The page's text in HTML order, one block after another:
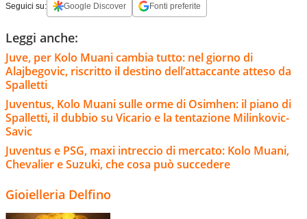
Seguici su: Google Discover Fonti preferite
Leggi anche:
Juve, per Kolo Muani cambia tutto: nel giorno di
Alajbegovic, riscritto il destino dell’attaccante atteso da
Spalletti
Juventus, Kolo Muani sulle orme di Osimhen: il piano di
Spalletti, il dubbio su Vicario e la tentazione Milinkovic-
Savic
Juventus e PSG, maxi intreccio di mercato: Kolo Muani,
Chevalier e Suzuki, che cosa può succedere
Gioielleria Delfino